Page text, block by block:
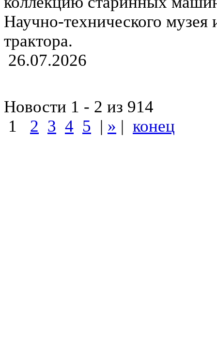
Научно-технического музея
трактора.
26.07.2026
Новости 1 - 2 из 914
1
2 3 4 5 | » | конец